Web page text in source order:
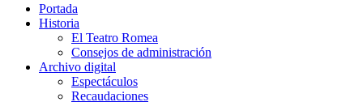
Portada
Historia
El Teatro Romea
Consejos de administración
Archivo digital
Espectáculos
Recaudaciones